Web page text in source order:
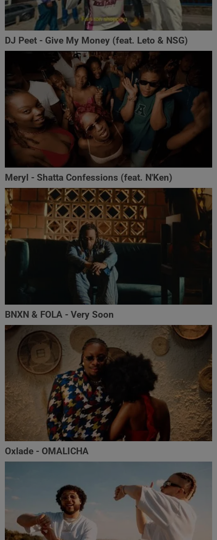
DJ Peet - Give My Money (feat. Leto & NSG)
Meryl - Shatta Confessions (feat. N'Ken)
BNXN & FOLA - Very Soon
Oxlade - OMALICHA